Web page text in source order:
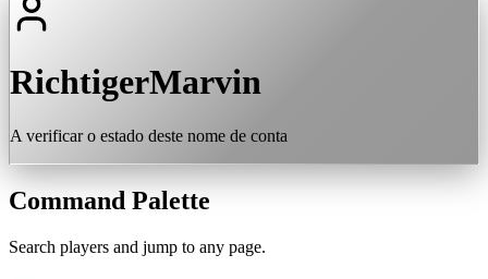
RichtigerMarvin
A verificar o estado deste nome de conta
Command Palette
Search players and jump to any page.